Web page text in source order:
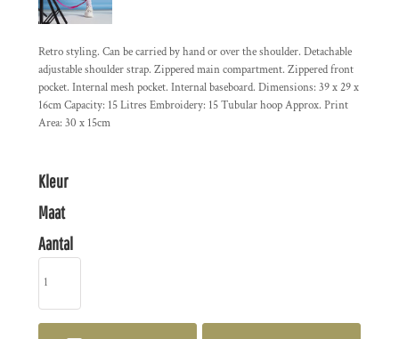
Retro styling. Can be carried by hand or over the shoulder. Detachable
adjustable shoulder strap. Zippered main compartment. Zippered front
pocket. Internal mesh pocket. Internal baseboard. Dimensions: 39 x 29 x
16cm Capacity: 15 Litres Embroidery: 15 Tubular hoop Approx. Print
Area: 30 x 15cm
Kleur
Maat
Aantal